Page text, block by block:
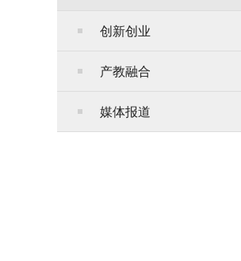
创新创业
产教融合
媒体报道